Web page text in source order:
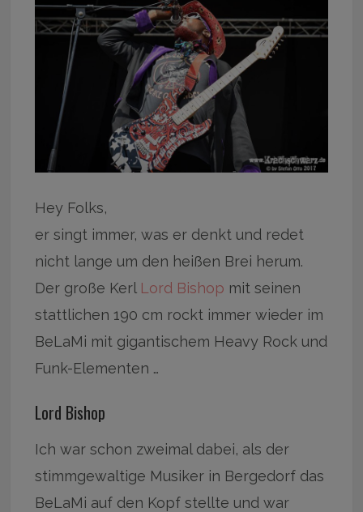
Hey Folks,
er singt immer, was er denkt und redet
nicht lange um den heißen Brei herum.
Der große Kerl Lord Bishop mit seinen
stattlichen 190 cm rockt immer wieder im
BeLaMi mit gigantischem Heavy Rock und
Funk-Elementen …
Lord Bishop
Ich war schon zweimal dabei, als der
stimmgewaltige Musiker in Bergedorf das
BeLaMi auf den Kopf stellte und war